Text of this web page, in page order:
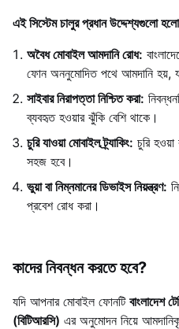
এই সিস্টেম চালুর প্রধান উদ্দেশ্যগুলো
অবৈধ মোবাইল আমদানি রোধ:
ফোন অননুমোদিত পথে আমদানি হয়,
সাইবার নিরাপত্তা নিশ্চিত করা:
ব্যবহৃত হওয়ার ঝুঁকি বেশি থাকে।
চুরি যাওয়া মোবাইল ট্র্যাকিং: চুরি হওয়া
সহজ হবে।
ভুয়া বা নিম্নমানের ডিভাইস নিয়ন্ত্রণ:
প্রবেশ রোধ করা।
কাদের নিবন্ধন করতে হবে?
যদি আপনার মোবাইল ফোনটি বাংলাদেশ
(বিটিআরসি) এর অনুমোদন নিয়ে